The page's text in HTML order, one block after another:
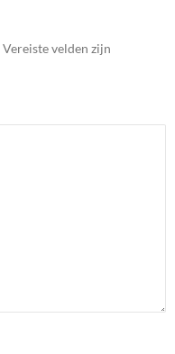
Vereiste velden zijn